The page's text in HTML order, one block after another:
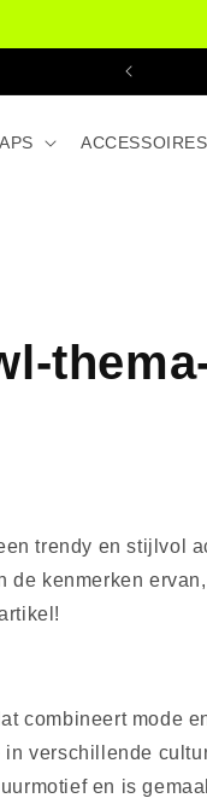
ACCESSOIRES
trendy en stijlvol
de kenmerken
combineert mode
verschillende
en is